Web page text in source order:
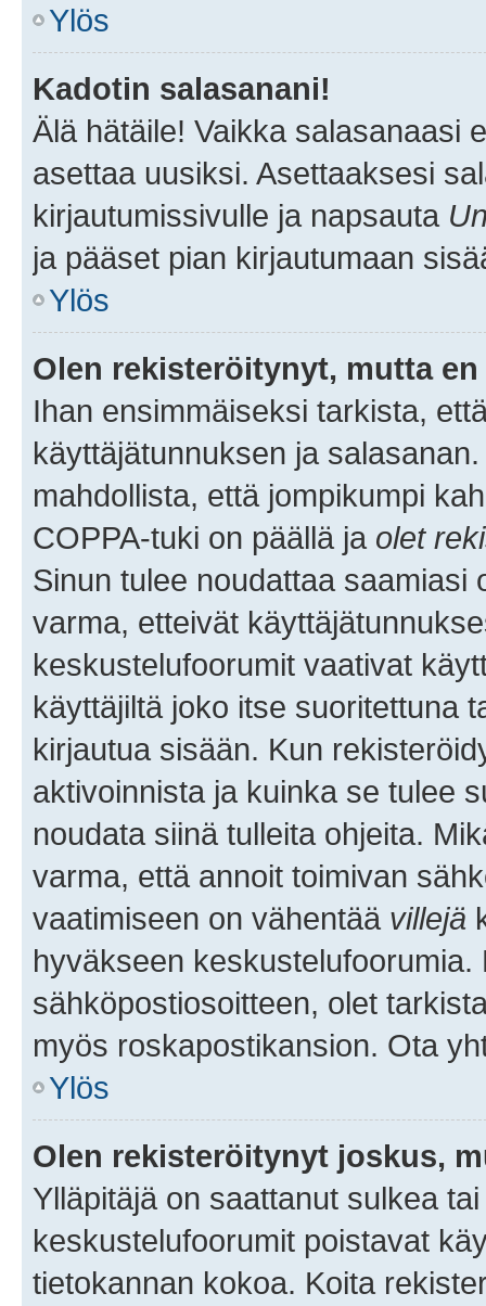
Ylös
Kadotin salasanani!
Älä hätäile! Vaikka salasanaasi
asettaa uusiksi. Asettaaksesi
kirjautumissivulle ja napsauta
ja pääset pian kirjautumaan
Ylös
Olen rekisteröitynyt, mutta
Ihan ensimmäiseksi tarkista,
käyttäjätunnuksen ja
mahdollista, että jompikumpi
COPPA-tuki on päällä ja olet
Sinun tulee noudattaa saamiasi
varma, etteivät
keskustelufoorumit vaativat
käyttäjiltä joko itse suoritettuna
kirjautua sisään. Kun
aktivoinnista ja kuinka se tulee
noudata siinä tulleita ohjeita.
varma, että annoit toimivan
vaatimiseen on vähentää villejä
hyväkseen
sähköpostiosoitteen, olet
myös roskapostikansion. Ota
Ylös
Olen rekisteröitynyt joskus,
Ylläpitäjä on saattanut sulkea
keskustelufoorumit poistavat
tietokannan kokoa. Koita